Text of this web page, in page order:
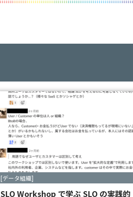
[データ組織]
SLO Workshop で学ぶ SLO の実践的